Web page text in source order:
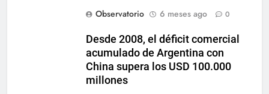
Observatorio
6 meses ago 0
Desde 2008, el déficit comercial
acumulado de Argentina con
China supera los USD 100.000
millones